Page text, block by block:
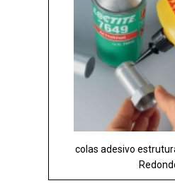
colas adesivo